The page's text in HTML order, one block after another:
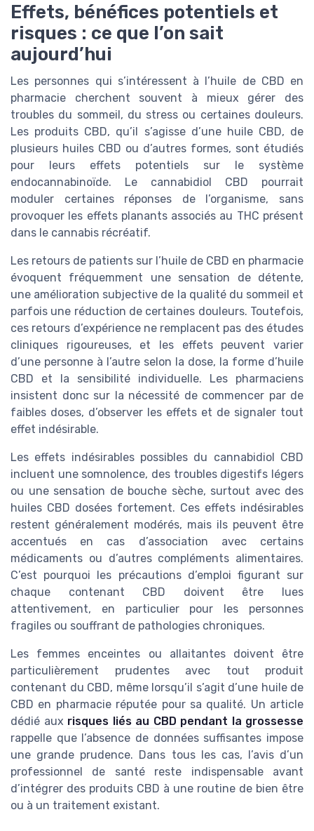
Effets, bénéfices potentiels et
risques : ce que l’on sait
aujourd’hui
Les personnes qui s’intéressent à l’huile de CBD en
pharmacie cherchent souvent à mieux gérer des
troubles du sommeil, du stress ou certaines douleurs.
Les produits CBD, qu’il s’agisse d’une huile CBD, de
plusieurs huiles CBD ou d’autres formes, sont étudiés
pour leurs effets potentiels sur le système
endocannabinoïde. Le cannabidiol CBD pourrait
moduler certaines réponses de l’organisme, sans
provoquer les effets planants associés au THC présent
dans le cannabis récréatif.
Les retours de patients sur l’huile de CBD en pharmacie
évoquent fréquemment une sensation de détente,
une amélioration subjective de la qualité du sommeil et
parfois une réduction de certaines douleurs. Toutefois,
ces retours d’expérience ne remplacent pas des études
cliniques rigoureuses, et les effets peuvent varier
d’une personne à l’autre selon la dose, la forme d’huile
CBD et la sensibilité individuelle. Les pharmaciens
insistent donc sur la nécessité de commencer par de
faibles doses, d’observer les effets et de signaler tout
effet indésirable.
Les effets indésirables possibles du cannabidiol CBD
incluent une somnolence, des troubles digestifs légers
ou une sensation de bouche sèche, surtout avec des
huiles CBD dosées fortement. Ces effets indésirables
restent généralement modérés, mais ils peuvent être
accentués en cas d’association avec certains
médicaments ou d’autres compléments alimentaires.
C’est pourquoi les précautions d’emploi figurant sur
chaque contenant CBD doivent être lues
attentivement, en particulier pour les personnes
fragiles ou souffrant de pathologies chroniques.
Les femmes enceintes ou allaitantes doivent être
particulièrement prudentes avec tout produit
contenant du CBD, même lorsqu’il s’agit d’une huile de
CBD en pharmacie réputée pour sa qualité. Un article
dédié aux risques liés au CBD pendant la grossesse
rappelle que l’absence de données suffisantes impose
une grande prudence. Dans tous les cas, l’avis d’un
professionnel de santé reste indispensable avant
d’intégrer des produits CBD à une routine de bien être
ou à un traitement existant.